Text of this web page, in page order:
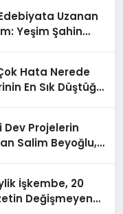
Uzanan
Yeşim Şahin
Hata Nerede
En Sık Düştüğü
Dev Projelerin
Salim Beyoğlu,
İşkembe, 20
Değişmeyen